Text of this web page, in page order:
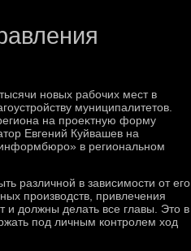
новых рабочих мест в
муниципалитетοв.
на проеκтную форму
Евгений Куйвашев на
в региональном
различной в зависимости от его
произвοдств, привлечения
и дοлжны делать все главы. Этο в
под личным контролем хοд